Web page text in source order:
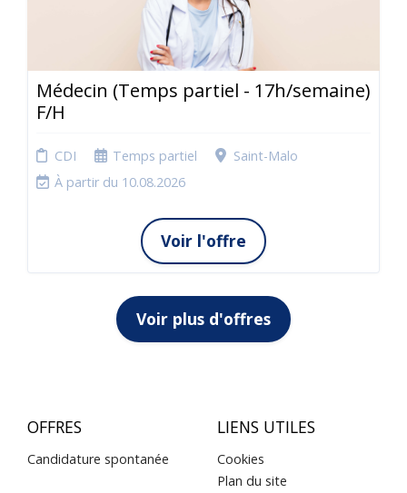
Médecin (Temps partiel - 17h/semaine)
F/H
CDI Temps partiel
Saint-Malo
À partir du 10.08.2026
Voir l'offre
Voir plus d'offres
OFFRES
Candidature spontanée
LIENS UTILES
Cookies
Plan du site